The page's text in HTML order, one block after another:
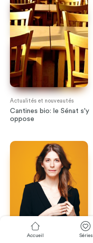
Actualités et nouveautés
Cantines bio: le Sénat s'y
oppose
Accueil Séries